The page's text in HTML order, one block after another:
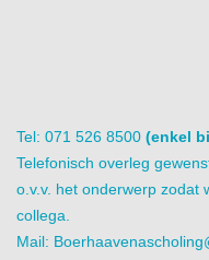
Tel: 071 526 8500 (enkel
Telefonisch overleg
o.v.v. het onderwerp zodat
collega.
Mail: